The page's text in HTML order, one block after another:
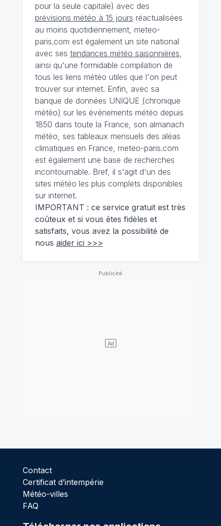
pour la seule capitale) avec des
prévisions météo à 15 jours réactualisées
au moins quotidiennement, meteo-
paris.com est également un site national
avec ses tendances météo saisonnières,
ainsi qu'une formidable compilation de
tous les liens météo utiles que l'on peut
trouver sur internet. Enfin, avec sa
banque de données UNIQUE (chronique
météo) sur les événements météo depuis
1850 dans toute la France, son almanach
météo, ses tableaux mensuels des aléas
climatiques en France, meteo-paris.com
est également une base de recherches
incontournable. Bref, il s'agit d'un des
sites météo les plus complets disponibles
sur internet.
IMPORTANT : ce service gratuit est très
coûteux et si vous êtes fidèles et
satisfaits, vous avez la possibilité de
nous aider ici >>>
Contact
Certificat d’intempérie
Météo-villes
FAQ